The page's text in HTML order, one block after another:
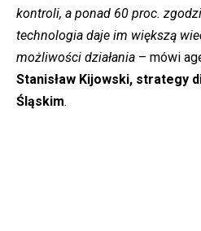
kontroli, a ponad 60 proc.
technologia daje im większą
możliwości działania – mówi
Stanisław Kijowski, strategy
Śląskim.